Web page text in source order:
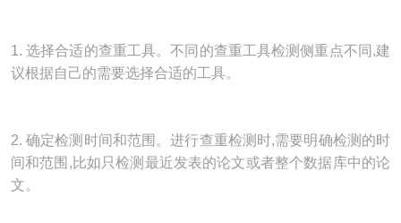
1. 选择合适的查重工具。不同的查重工具检测侧重点不同,建
议根据自己的需要选择合适的工具。
2. 确定检测时间和范围。进行查重检测时,需要明确检测的时
间和范围,比如只检测最近发表的论文或者整个数据库中的论
文。